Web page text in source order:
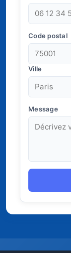
Code postal
Ville
Message